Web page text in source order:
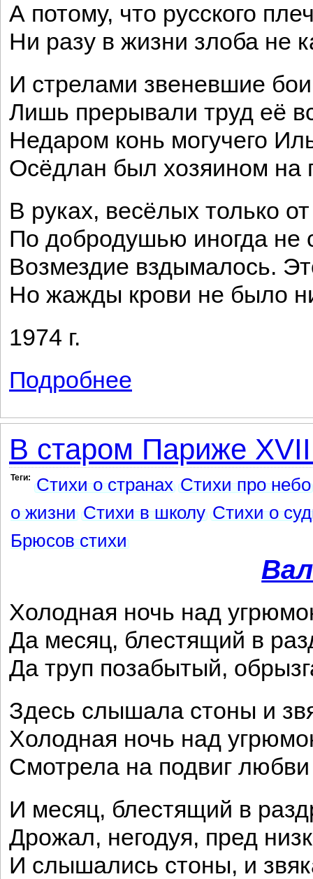
А потому, что русского
Ни разу в жизни злоба не
И стрелами звеневшие бои
Лишь прерывали труд её
Недаром конь могучего
Осёдлан был хозяином на
В руках, весёлых только
По добродушью иногда не
Возмездие вздымалось.
Но жажды крови не было
1974 г.
Подробнее
В старом Париже
Теги: Стихи о странах Стихи про небо
о жизни Стихи в школу Стихи о
Брюсов стихи
Холодная ночь над
Да месяц, блестящий в
Да труп позабытый,
Здесь слышала стоны и
Холодная ночь над
Смотрела на подвиг любви
И месяц, блестящий в
Дрожал, негодуя, пред
И слышались стоны, и